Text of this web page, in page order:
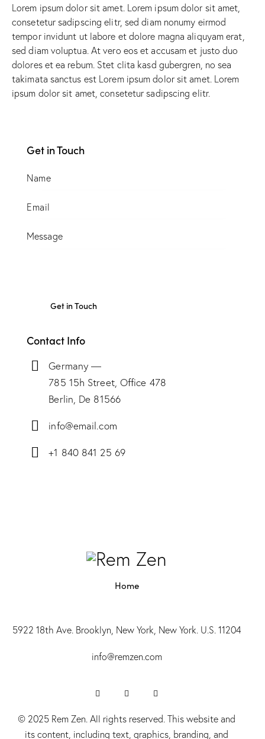
Lorem ipsum dolor sit amet. Lorem ipsum dolor sit amet,
consetetur sadipscing elitr, sed diam nonumy eirmod
tempor invidunt ut labore et dolore magna aliquyam erat,
sed diam voluptua. At vero eos et accusam et justo duo
dolores et ea rebum. Stet clita kasd gubergren, no sea
takimata sanctus est Lorem ipsum dolor sit amet. Lorem
ipsum dolor sit amet, consetetur sadipscing elitr.
Get in Touch
Contact Info
Germany —
785 15h Street, Office 478
Berlin, De 81566
info@email.com
+1 840 841 25 69
Home
5922 18th Ave. Brooklyn, New York, New York. U.S. 11204
info@remzen.com
© 2025 Rem Zen. All rights reserved. This website and
its content, including text, graphics, branding, and